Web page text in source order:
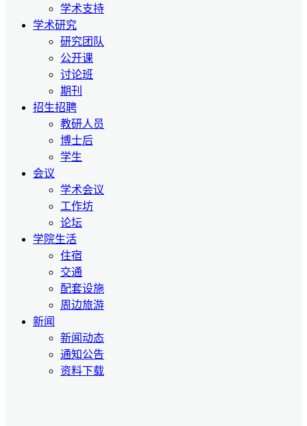
学术支持
学术研究
研究团队
公开课
讨论班
期刊
招生招聘
教研人员
博士后
学生
会议
学术会议
工作坊
论坛
学院生活
住宿
交通
配套设施
周边旅游
新闻
新闻动态
通知公告
资料下载